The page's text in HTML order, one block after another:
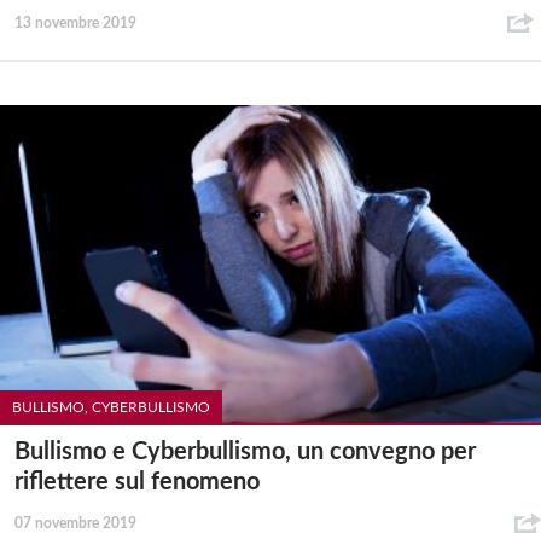
13 novembre 2019
BULLISMO, CYBERBULLISMO
Bullismo e Cyberbullismo, un convegno per
riflettere sul fenomeno
07 novembre 2019